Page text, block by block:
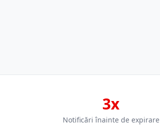
3x
Notificări înainte de expirare